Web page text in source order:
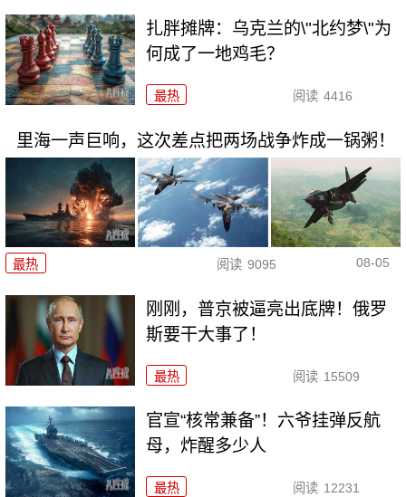
扎胖摊牌：乌克兰的\"北约梦\"为
何成了一地鸡毛？
最热 阅读 4416
里海一声巨响，这次差点把两场战争炸成一锅粥！
最热 阅读 9095 08-05
刚刚，普京被逼亮出底牌！俄罗
斯要干大事了！
最热 阅读 15509
官宣“核常兼备”！六爷挂弹反航
母，炸醒多少人
最热 阅读 12231